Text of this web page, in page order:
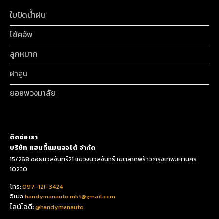
ใบปัดน้ำฝน
โช้คอัพ
ลูกหมาก
ฝาสูบ
ยอยพวงมาลัย
ติดต่อเรา
บริษัท แฮนดี้แมนออโต้ จำกัด
15/268 ซอยนวลจันทร์21 แขวงนวลจันทร์ เขตลาดพร้าว กรุงเทพมหานคร
10230
โทร:097-121-3424
อีเมลhandymanauto.mkt@gmail.com
ไลน์ไอดี:@handymanauto